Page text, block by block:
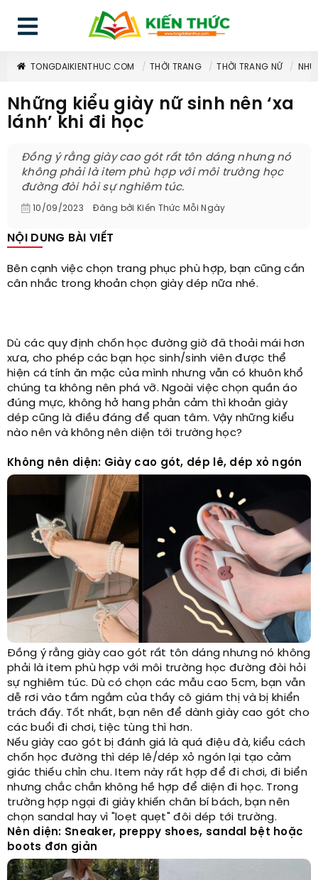
TONGDAIKIENTHUC.COM THỜI TRANG THỜI TRANG NỮ
Những kiểu giày nữ sinh nên ‘xa
lánh’ khi đi học
Đồng ý rằng giày cao gót rất tôn dáng nhưng nó
không phải là item phù hợp với môi trường học
đường đòi hỏi sự nghiêm túc.
10/09/2023 Đăng bởi Kiến Thức Mỗi Ngày
NỘI DUNG BÀI VIẾT
Bên cạnh việc chọn trang phục phù hợp, bạn cũng cần
cân nhắc trong khoản chọn giày dép nữa nhé.
Dù các quy định chốn học đường giờ đã thoải mái hơn
xưa, cho phép các bạn học sinh/sinh viên được thể
hiện cá tính ăn mặc của mình nhưng vẫn có khuôn khổ
chúng ta không nên phá vỡ. Ngoài việc chọn quần áo
đúng mực, không hở hang phản cảm thì khoản giày
dép cũng là điều đáng để quan tâm. Vậy những kiểu
nào nên và không nên diện tới trường học?
Không nên diện: Giày cao gót, dép lê, dép xỏ ngón
Đồng ý rằng giày cao gót rất tôn dáng nhưng nó không
phải là item phù hợp với môi trường học đường đòi hỏi
sự nghiêm túc. Dù có chọn các mẫu cao 5cm, bạn vẫn
dễ rơi vào tầm ngắm của thầy cô giám thị và bị khiển
trách đấy. Tốt nhất, bạn nên để dành giày cao gót cho
các buổi đi chơi, tiệc tùng thì hơn.
Nếu giày cao gót bị đánh giá là quá điệu đà, kiểu cách
chốn học đường thì dép lê/dép xỏ ngón lại tạo cảm
giác thiếu chỉn chu. Item này rất hợp để đi chơi, đi biển
nhưng chắc chắn không hề hợp để diện đi học. Trong
trường hợp ngại đi giày khiến chân bí bách, bạn nên
chọn sandal hay vì "loẹt quẹt" đôi dép tới trường.
Nên diện: Sneaker, preppy shoes, sandal bệt hoặc
boots đơn giản